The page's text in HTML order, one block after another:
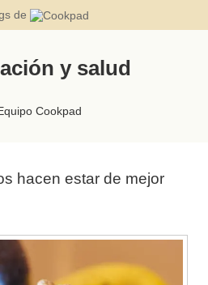
de
y salud
Cookpad
hacen estar de mejor